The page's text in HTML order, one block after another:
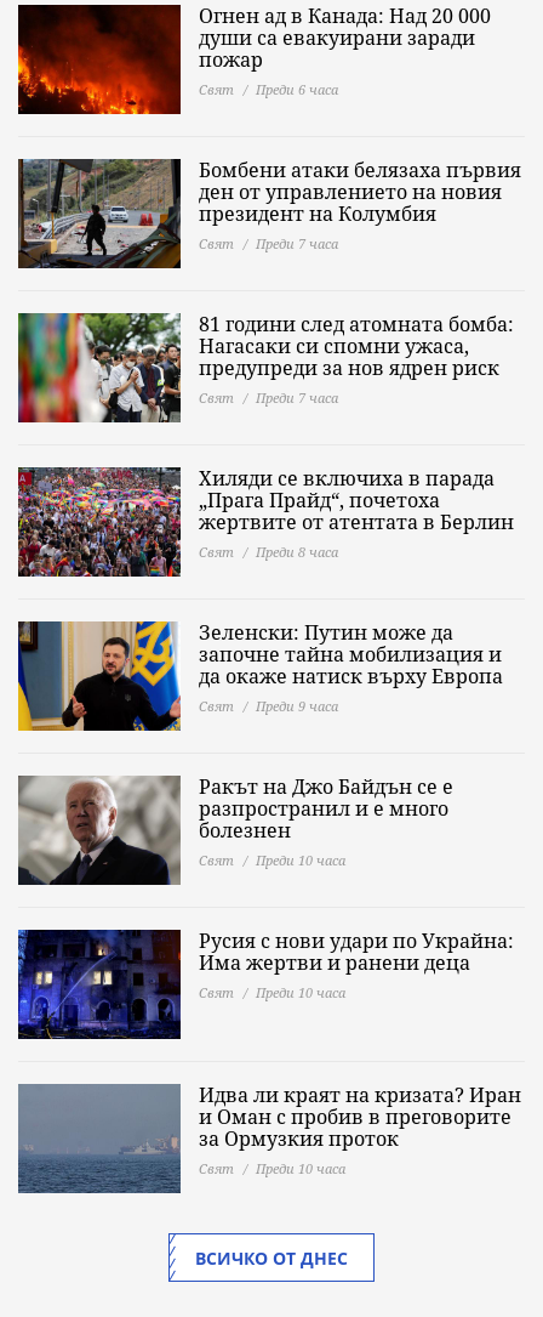
Огнен ад в Канада: Над 20 000
души са евакуирани заради
пожар
Свят Преди 6 часа
Бомбени атаки белязаха първия
ден от управлението на новия
президент на Колумбия
Свят Преди 7 часа
81 години след атомната бомба:
Нагасаки си спомни ужаса,
предупреди за нов ядрен риск
Свят Преди 7 часа
Хиляди се включиха в парада
„Прага Прайд“, почетоха
жертвите от атентата в Берлин
Свят Преди 8 часа
Зеленски: Путин може да
започне тайна мобилизация и
да окаже натиск върху Европа
Свят Преди 9 часа
Ракът на Джо Байдън се е
разпространил и е много
болезнен
Свят Преди 10 часа
Русия с нови удари по Украйна:
Има жертви и ранени деца
Свят Преди 10 часа
Идва ли краят на кризата? Иран
и Оман с пробив в преговорите
за Ормузкия проток
Свят Преди 10 часа
ВСИЧКО ОТ ДНЕС